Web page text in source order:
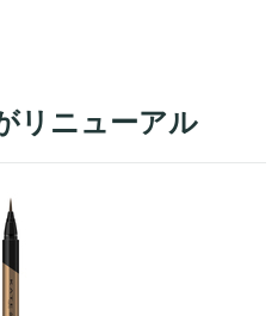
リニューアル